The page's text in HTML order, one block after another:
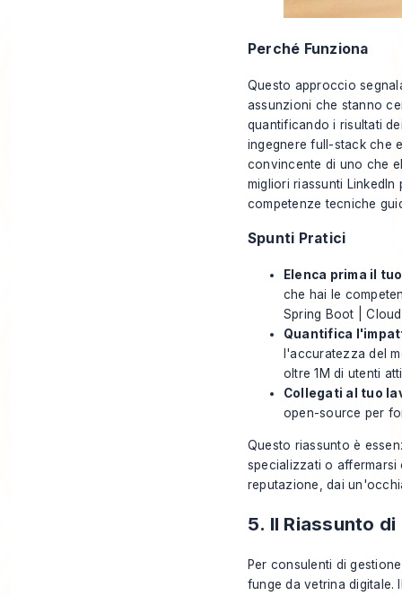
Perché Funziona
Questo approccio
assunzioni che stanno
quantificando i risultati
ingegnere full-stack che
convincente di uno che
migliori riassunti
competenze tecniche
Spunti Pratici
Elenca prima il
che hai le
Spring Boot |
Quantifica
l'accuratezza del
oltre 1M di utenti
Collegati al tuo
open-source per
Questo riassunto è
specializzati o affermarsi
reputazione, dai
5. Il Riassunto
Per consulenti di
funge da vetrina digitale.